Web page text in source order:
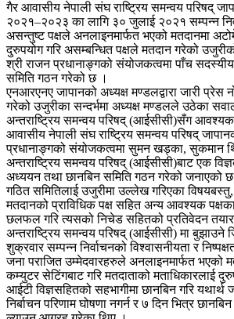
गैर आवासीय नेपाली संघ राष्ट्रिय समन्वय परिषद्
२०२१–२०२३ का लागि ३० जुलाई २०२१ सम्पन्न
असन्तुष्ट पक्षले अनलाइनमार्फत भएको मतदानमा
दुरुपयोग गरि असम्बन्धित पक्षले मतदान गरेको
श्री राजन प्रधानाङ्गको संयोजकत्वमा पाँच
समिति गठन गरेको छ ।
एनआरएनए जापानको अध्यक्ष मण्डलद्वारा जारी प्रेस
गरेको उजुरीका सन्दर्भमा अध्यक्ष मण्डलले उठेका
अन्तराष्ट्रिय समन्वय परिषद् (आईसीसी)सँग आवश्यक
आवासीय नेपाली संघ राष्ट्रिय समन्वय परिषद्
प्रधानाङ्गको संयोजकत्वमा सुमन खड्का, सुकमान
अन्तराष्ट्रिय समन्वय परिषद् (आईसीसी)बाट एक
अध्ययन तथा छानबिन समिति गठन गरेको जनाएको
गठित समितिलाई उजुरीमा उल्लेख गरिएका
मतदानको प्राविधिक पक्ष सहित अन्य आवश्यक
छलफल गरि त्यसको निचेड सहितको प्रतिवेदन तयार
अन्तराष्ट्रिय समन्वय परिषद् (आईसीसी) मा बुझाउने
शुक्रवार सम्पन्न निर्वाचनको विश्वासनीयता र
जना पराजित उम्मेदवारहरुले अनलाइनमार्फत भएको
कम्युटर सेटिंगबाट गरि मतदाताको मताधिकारलाई
आईटी विज्ञसहितको सहभागीमा छानबिन गरि
निर्बाचन परिणाम घोषणा नगर्न र ७ दिन भित्र